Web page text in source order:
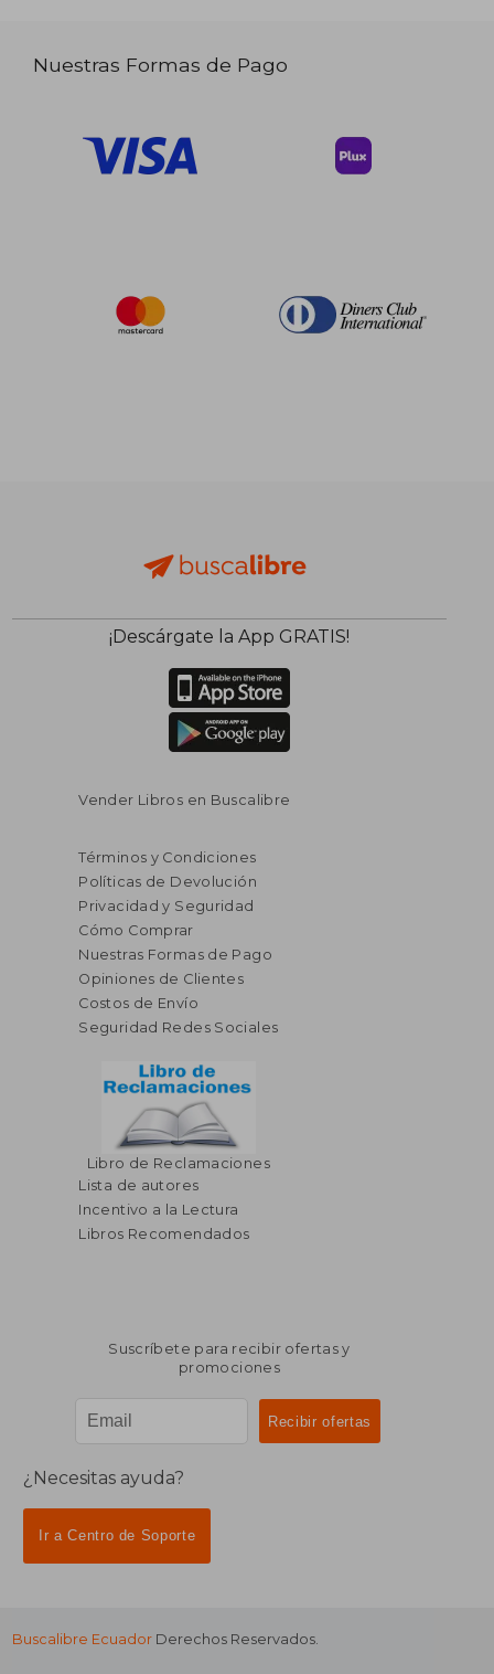
Nuestras Formas de Pago
¡Descárgate la App GRATIS!
Vender Libros en Buscalibre
Términos y Condiciones
Políticas de Devolución
Privacidad y Seguridad
Cómo Comprar
Nuestras Formas de Pago
Opiniones de Clientes
Costos de Envío
Seguridad Redes Sociales
Libro de Reclamaciones
Lista de autores
Incentivo a la Lectura
Libros Recomendados
Suscríbete para recibir ofertas y
promociones
¿Necesitas ayuda?
Ir a Centro de Soporte
Buscalibre Ecuador Derechos Reservados.